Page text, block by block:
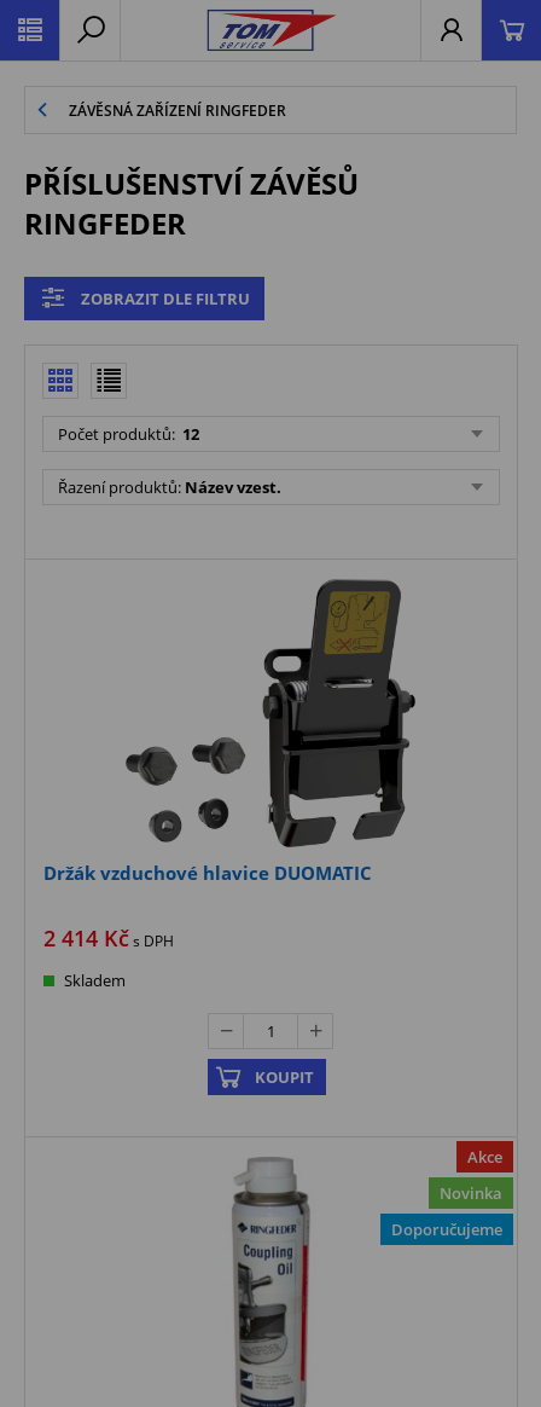
ZÁVĚSNÁ ZAŘÍZENÍ RINGFEDER
PŘÍSLUŠENSTVÍ ZÁVĚSŮ
RINGFEDER
ZOBRAZIT DLE FILTRU
Počet produktů: 12
Řazení produktů: Název vzest.
Držák vzduchové hlavice DUOMATIC
2 414 Kčs DPH
Skladem
KOUPIT
Akce
Novinka
Doporučujeme